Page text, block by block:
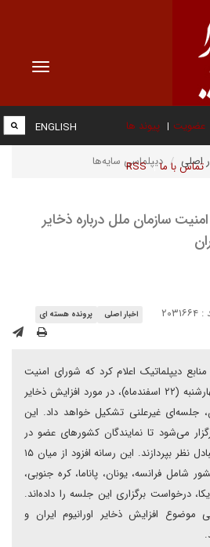
Toggle
عضویت پیوند ها
تماس با ما RSS
ENGLISH
اصلی دیپلماسی سایه‌ها
سازمان ملل درباره ذخایر
اخبار اصلی پرونده هسته ای
دیپلماتیک اعلام کرد که شورای امنیت
سازمان ملل متحد، امروز چهارشنبه (۲۲ اسفندماه)، در مورد افزایش ذخایر
جلسه‌ای غیرعلنی تشکیل خواهد داد. این
می‌شود تا نمایندگان کشورهای عضو در
فضایی محرمانه به بحث و تبادل نظر بپردازند. این رسانه افزود‌ از میان ۱۵
فرانسه، یونان، پاناما، کره جنوبی،
درخواست برگزاری این جلسه را داده‌اند.
موضوع افزایش ذخایر اورانیوم ایران و